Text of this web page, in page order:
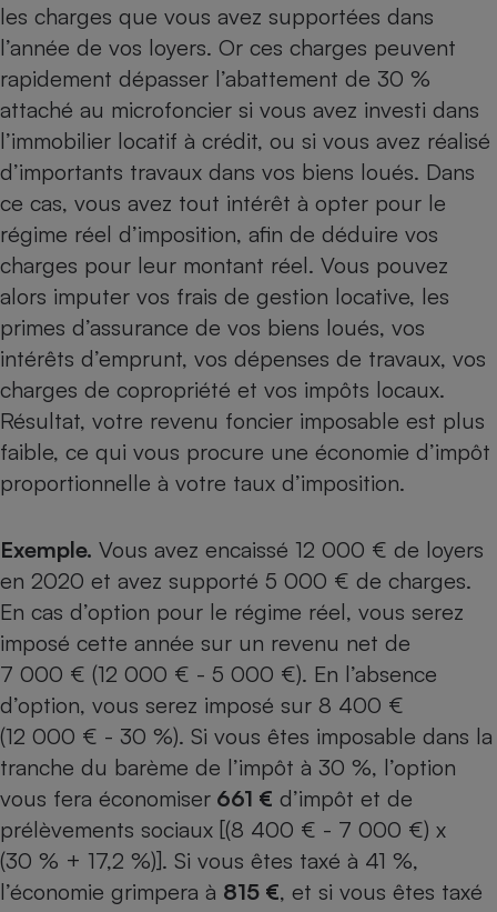
les charges que vous avez supportées dans
l’année de vos loyers. Or ces charges peuvent
rapidement dépasser l’abattement de 30 %
attaché au microfoncier si vous avez investi dans
l’immobilier locatif à crédit, ou si vous avez réalisé
d’importants travaux dans vos biens loués. Dans
ce cas, vous avez tout intérêt à opter pour le
régime réel d’imposition, afin de déduire vos
charges pour leur montant réel. Vous pouvez
alors imputer vos frais de gestion locative, les
primes d’assurance de vos biens loués, vos
intérêts d’emprunt, vos dépenses de travaux, vos
charges de copropriété et vos impôts locaux.
Résultat, votre revenu foncier imposable est plus
faible, ce qui vous procure une économie d’impôt
proportionnelle à votre taux d’imposition.
Exemple. Vous avez encaissé 12 000 € de loyers
en 2020 et avez supporté 5 000 € de charges.
En cas d’option pour le régime réel, vous serez
imposé cette année sur un revenu net de
7 000 € (12 000 € - 5 000 €). En l’absence
d’option, vous serez imposé sur 8 400 €
(12 000 € - 30 %). Si vous êtes imposable dans la
tranche du barème de l’impôt à 30 %, l’option
vous fera économiser 661 € d’impôt et de
prélèvements sociaux [(8 400 € - 7 000 €) x
(30 % + 17,2 %)]. Si vous êtes taxé à 41 %,
l’économie grimpera à 815 €, et si vous êtes taxé